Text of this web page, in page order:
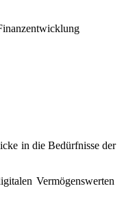
in die Bedürfnisse der
Vermögenswerten